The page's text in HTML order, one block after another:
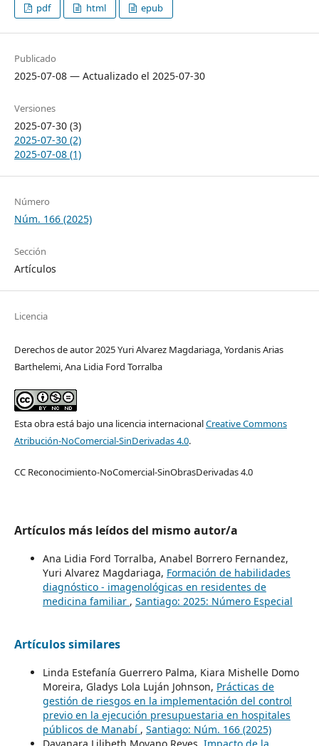
pdf html epub
Publicado
2025-07-08 — Actualizado el 2025-07-30
Versiones
2025-07-30 (3)
2025-07-30 (2)
2025-07-08 (1)
Número
Núm. 166 (2025)
Sección
Artículos
Licencia
Derechos de autor 2025 Yuri Alvarez Magdariaga, Yordanis Arias
Barthelemi, Ana Lidia Ford Torralba
Esta obra está bajo una licencia internacionalCreative Commons
Atribución-NoComercial-SinDerivadas 4.0.
CC Reconocimiento-NoComercial-SinObrasDerivadas 4.0
Artículos más leídos del mismo autor/a
Ana Lidia Ford Torralba, Anabel Borrero Fernandez,
Yuri Alvarez Magdariaga, Formación de habilidades
diagnóstico - imagenológicas en residentes de
medicina familiar , Santiago: 2025: Número Especial
Artículos similares
Linda Estefanía Guerrero Palma, Kiara Mishelle Domo
Moreira, Gladys Lola Luján Johnson, Prácticas de
gestión de riesgos en la implementación del control
previo en la ejecución presupuestaria en hospitales
públicos de Manabí , Santiago: Núm. 166 (2025)